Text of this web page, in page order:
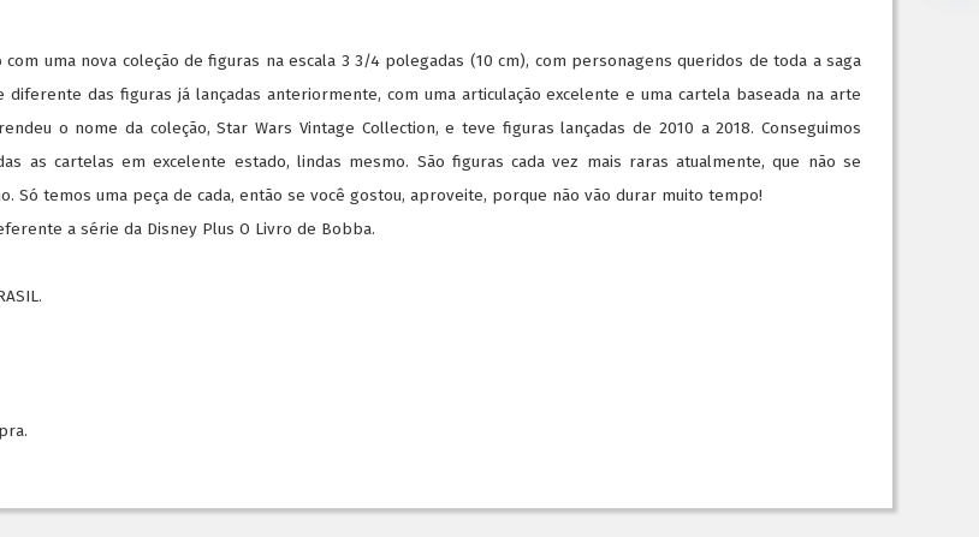
uma nova coleção de figuras na escala 3 3/4 polegadas (10 cm), com personagens queridos de toda a saga
das figuras já lançadas anteriormente, com uma articulação excelente e uma cartela baseada na arte
o nome da coleção, Star Wars Vintage Collection, e teve figuras lançadas de 2010 a 2018. Conseguimos
as cartelas em excelente estado, lindas mesmo. São figuras cada vez mais raras atualmente, que não se
Só temos uma peça de cada, então se você gostou, aproveite, porque não vão durar muito tempo!
a série da Disney Plus O Livro de Bobba.